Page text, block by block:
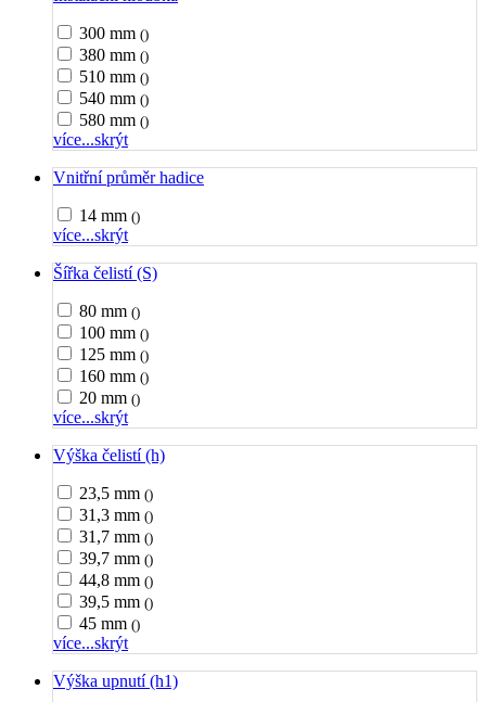
300 mm ()
380 mm ()
510 mm ()
540 mm ()
580 mm ()
více...skrýt
Vnitřní průměr hadice
14 mm ()
více...skrýt
Šířka čelistí (S)
80 mm ()
100 mm ()
125 mm ()
160 mm ()
20 mm ()
více...skrýt
Výška čelistí (h)
23,5 mm ()
31,3 mm ()
31,7 mm ()
39,7 mm ()
44,8 mm ()
39,5 mm ()
45 mm ()
více...skrýt
Výška upnutí (h1)